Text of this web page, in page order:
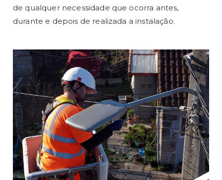
de qualquer necessidade que ocorra antes,
durante e depois de realizada a instalação.